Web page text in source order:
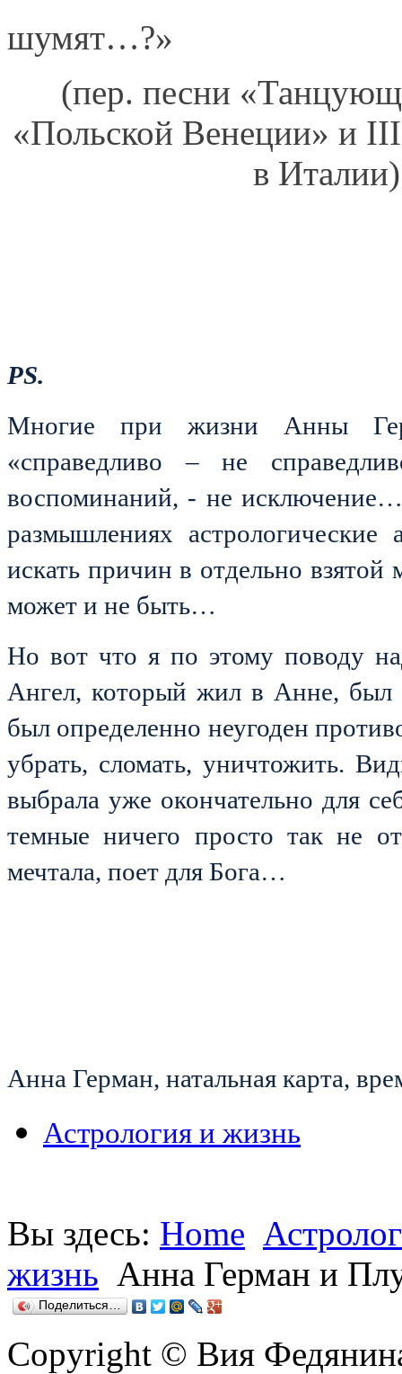
шумят…?»
(пер. песни
«Польской Венеции» и III
в
PS.
Многие при жизни Анны
«справедливо – не
воспоминаний, - не
размышлениях
искать причин в отдельно взятой
может и не быть…
Но вот что я по этому поводу
Ангел, который жил в Анне, был
был определенно неугоден
убрать, сломать, уничтожить.
выбрала уже окончательно для
темные ничего просто так не
мечтала, поет для Бога…
Анна Герман, натальная карта,
Астрология и жизнь
Вы здесь: Home
жизнь Анна Герман и
Поделиться…
Copyright © Вия